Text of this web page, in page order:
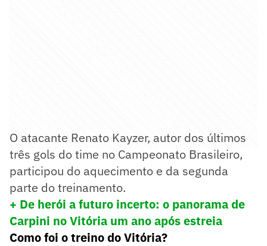
O atacante Renato Kayzer, autor dos últimos
três gols do time no Campeonato Brasileiro,
participou do aquecimento e da segunda
parte do treinamento.
+ De herói a futuro incerto: o panorama de
Carpini no Vitória um ano após estreia
Como foi o treino do Vitória?